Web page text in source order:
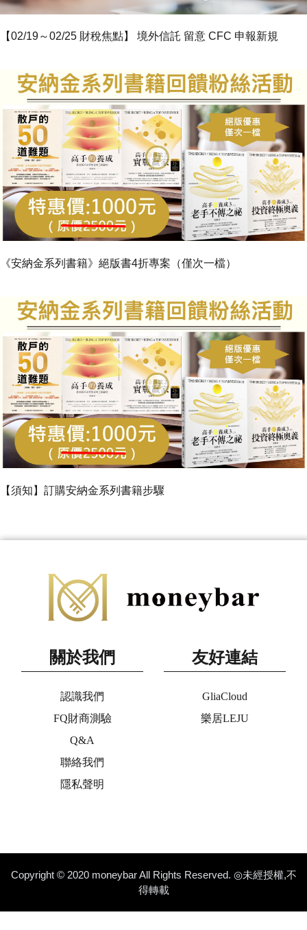
【02/19～02/25 財稅焦點】 境外信託 留意 CFC 申報新規
《安納金系列書籍》絕版書4折專案（僅次一檔）
【須知】訂購安納金系列書籍步驟
關於我們
認識我們
FQ財商測驗
Q&A
聯絡我們
隱私聲明
友好連結
GliaCloud
樂居LEJU
Copyright © 2020 moneybar All Rights Reserved. ◎未經授權,不
得轉載